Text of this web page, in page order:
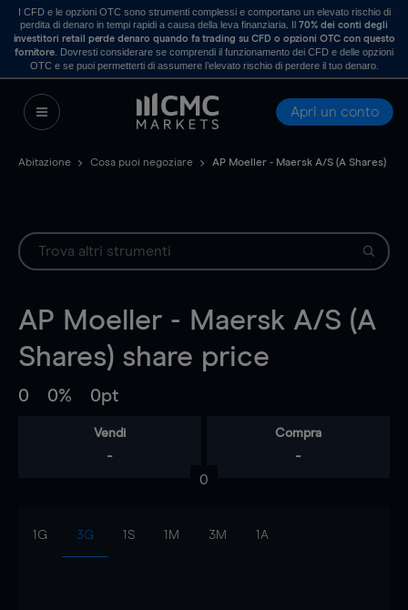
I CFD e le opzioni OTC sono strumenti complessi e comportano un elevato rischio di
perdita di denaro in tempi rapidi a causa della leva finanziaria. Il70% dei conti degli
investitori retail perde denaro quando fa trading su CFD o opzioni OTC con questo
fornitore . Dovresti considerare se comprendi il funzionamento dei CFD e delle opzioni
OTC e se puoi permetterti di assumere l’elevato rischio di perdere il tuo denaro.
Apri un conto
Abitazione Cosa puoi negoziare AP Moeller - Maersk A/S (A Shares)
AP Moeller - Maersk A/S (A
Shares) share price
0 0% 0pt
Vendi
-
Compra
-
0
1G 3G 1S 1M 3M 1A